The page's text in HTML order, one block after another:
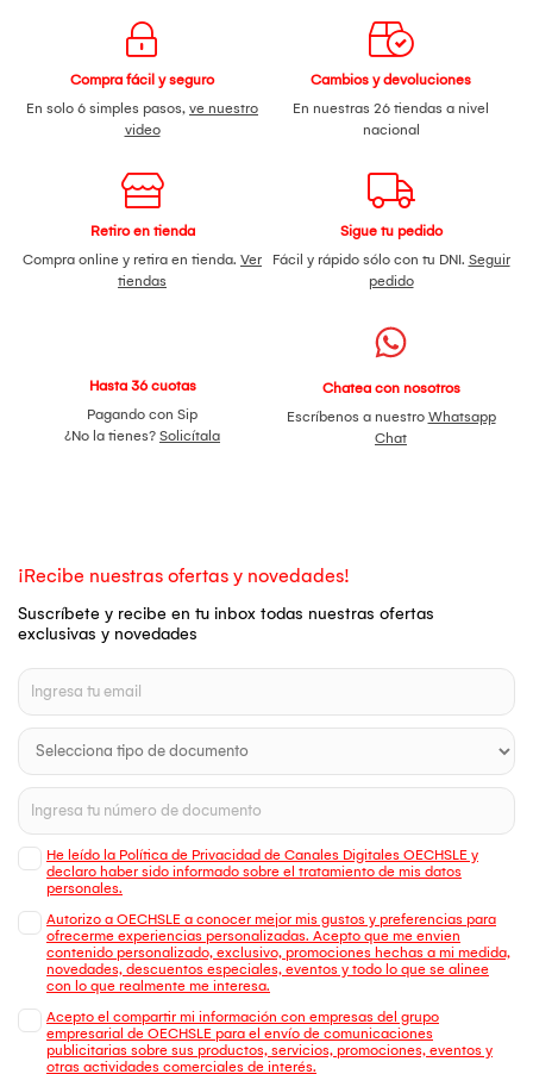
Compra fácil y seguro
En solo 6 simples pasos, ve nuestro
video
Cambios y devoluciones
En nuestras 26 tiendas a nivel
nacional
Retiro en tienda
Compra online y retira en tienda. Ver
tiendas
Sigue tu pedido
Fácil y rápido sólo con tu DNI. Seguir
pedido
Hasta 36 cuotas
Pagando con Sip
¿No la tienes? Solicítala
Chatea con nosotros
Escríbenos a nuestro Whatsapp
Chat
¡Recibe nuestras ofertas y novedades!
Suscríbete y recibe en tu inbox todas nuestras ofertas
exclusivas y novedades
He leído la Política de Privacidad de Canales Digitales OECHSLE y
declaro haber sido informado sobre el tratamiento de mis datos
personales.
Autorizo a OECHSLE a conocer mejor mis gustos y preferencias para
ofrecerme experiencias personalizadas. Acepto que me envien
contenido personalizado, exclusivo, promociones hechas a mi medida,
novedades, descuentos especiales, eventos y todo lo que se alinee
con lo que realmente me interesa.
Acepto el compartir mi información con empresas del grupo
empresarial de OECHSLE para el envío de comunicaciones
publicitarias sobre sus productos, servicios, promociones, eventos y
otras actividades comerciales de interés.